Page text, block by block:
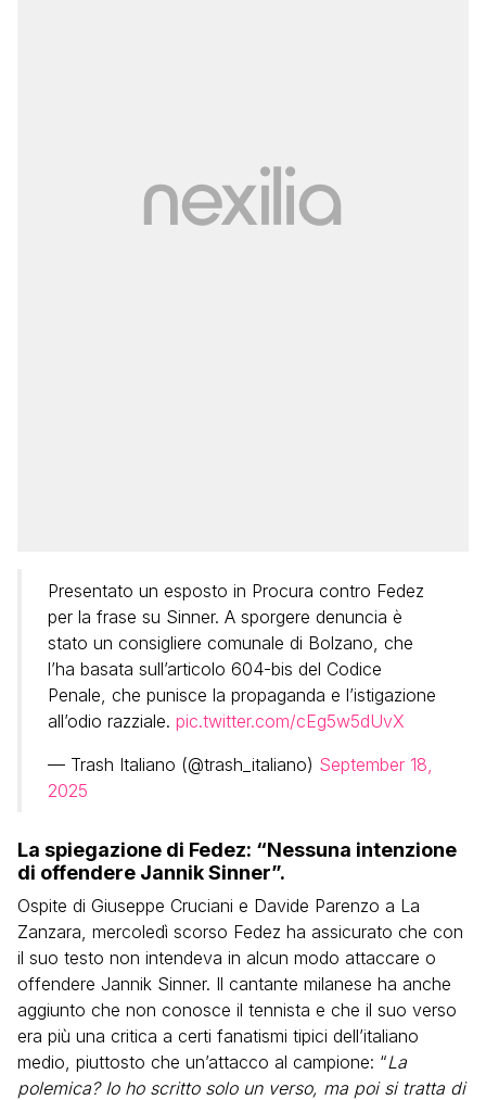
Presentato un esposto in Procura contro Fedez
per la frase su Sinner. A sporgere denuncia è
stato un consigliere comunale di Bolzano, che
l’ha basata sull’articolo 604-bis del Codice
Penale, che punisce la propaganda e l’istigazione
all’odio razziale. pic.twitter.com/cEg5w5dUvX
— Trash Italiano (@trash_italiano) September 18,
2025
La spiegazione di Fedez: “Nessuna intenzione
di offendere Jannik Sinner”.
Ospite di Giuseppe Cruciani e Davide Parenzo a La
Zanzara, mercoledì scorso Fedez ha assicurato che con
il suo testo non intendeva in alcun modo attaccare o
offendere Jannik Sinner. Il cantante milanese ha anche
aggiunto che non conosce il tennista e che il suo verso
era più una critica a certi fanatismi tipici dell’italiano
medio, piuttosto che un’attacco al campione: “La
polemica? Io ho scritto solo un verso, ma poi si tratta di